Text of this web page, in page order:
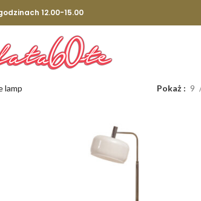
12.00-15.00
lamp Pokaż 9